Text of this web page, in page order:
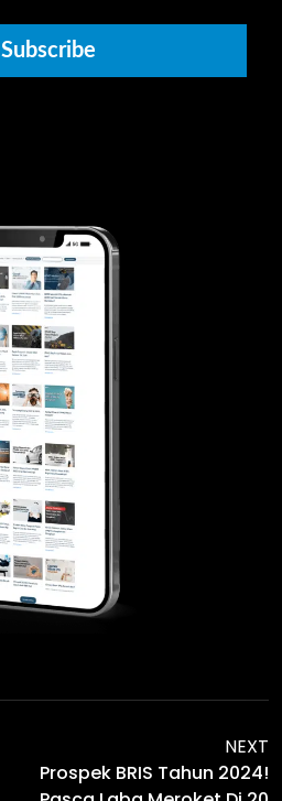
Subscribe
NEXT
Prospek BRIS Tahun 2024!